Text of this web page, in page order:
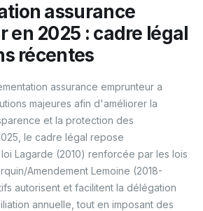
assurance
en 2025 : cadre légal
récentes
assurance emprunteur a
majeures afin d'améliorer la
et la protection des
le cadre légal repose
Lagarde (2010) renforcée par les lois
Amendement Lemoine (2018-
autorisent et facilitent la délégation
annuelle, tout en imposant des